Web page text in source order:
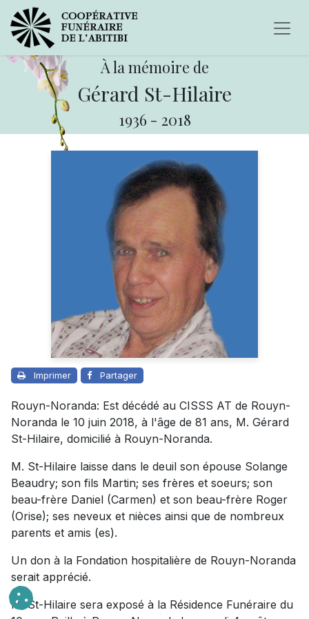
À la mémoire de
Gérard St-Hilaire
1936 - 2018
Imprimer Partager
Rouyn-Noranda: Est décédé au CISSS AT de Rouyn-
Noranda le 10 juin 2018, à l'âge de 81 ans, M. Gérard
St-Hilaire, domicilié à Rouyn-Noranda.
M. St-Hilaire laisse dans le deuil son épouse Solange
Beaudry; son fils Martin; ses frères et soeurs; son
beau-frère Daniel (Carmen) et son beau-frère Roger
(Orise); ses neveux et nièces ainsi que de nombreux
parents et amis (es).
Un don à la Fondation hospitalière de Rouyn-Noranda
serait apprécié.
M. St-Hilaire sera exposé à la Résidence Funéraire du